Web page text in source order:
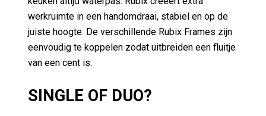
juiste hoogte. De verschillende Rubix Frames zijn
eenvoudig te koppelen zodat uitbreiden een fluitje
van een cent is.